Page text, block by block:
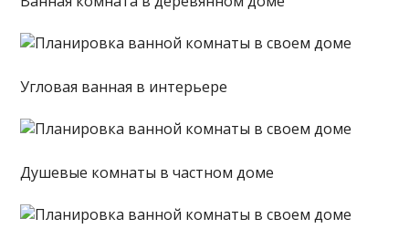
Угловая ванная в интерьере
Душевые комнаты в частном доме